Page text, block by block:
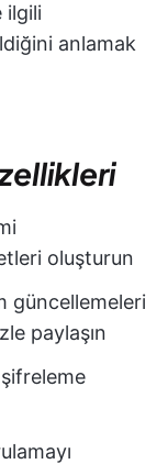
ilgili
anlamak
oluşturun
güncellemeleri
paylaşın